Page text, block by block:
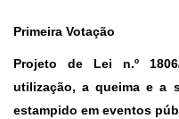
Primeira Votação
Projeto de Lei n.º
utilização, a queima e a
estampido em eventos